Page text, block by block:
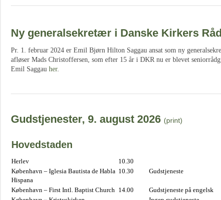
Ny generalsekretær i Danske Kirkers
Pr. 1. februar 2024 er Emil Bjørn Hilton Saggau ansat som ny
afløser Mads Christoffersen, som efter 15 år i DKR nu er blevet
Emil Saggau her.
Gudstjenester, 9. august 2026 (print)
Hovedstaden
Herlev
10.30
København – Iglesia Bautista de Habla
Hispana
10.30 Gudstjeneste
København – First Intl. Baptist Church 14.00
Gudstjeneste på engelsk